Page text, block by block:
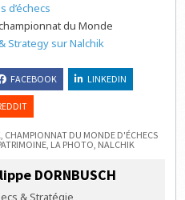
d’échecs
du Monde
Strategy sur Nalchik
FACEBOOK LINKEDIN
, CHAMPIONNAT DU MONDE D'ÉCHECS
, LA PHOTO, NALCHIK
DORNBUSCH